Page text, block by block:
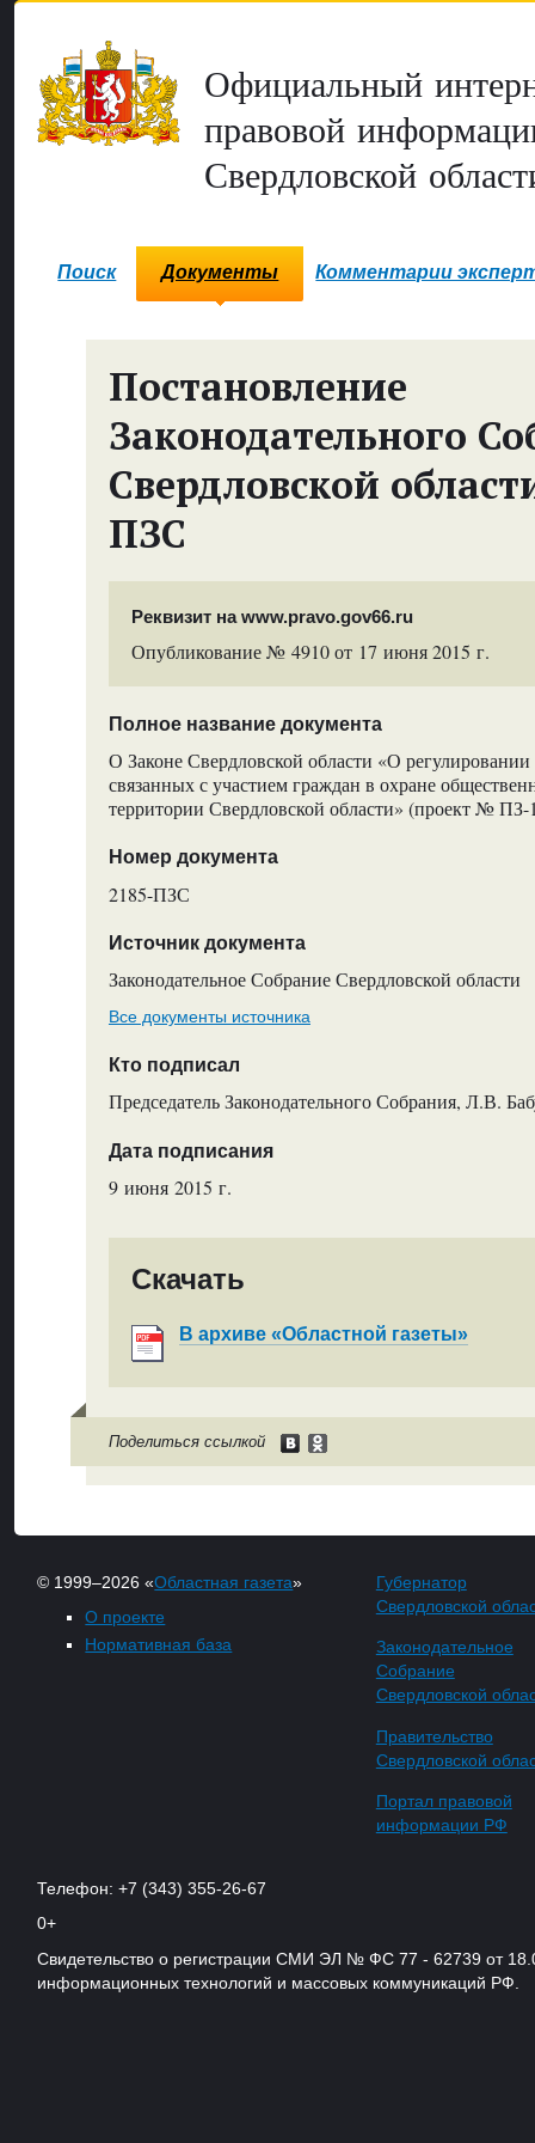
Официальный
правовой
Свердловской
Поиск Документы Комментарии
Постановление
Законодательного
Свердловской
ПЗС
Реквизит на www.pravo.gov66.ru
Опубликование № 4910 от 17 июня 2015 г.
Полное название документа
О Законе Свердловской области «О
связанных с участием граждан в охране
территории Свердловской области» (проект № ПЗ-
Номер документа
2185-ПЗС
Источник документа
Законодательное Собрание Свердловской области
Все документы источника
Кто подписал
Председатель Законодательного Собрания, Л.В.
Дата подписания
9 июня 2015 г.
Скачать
В архиве «Областной газеты»
Поделиться ссылкой
© 1999–2026 «Областная газета»
О проекте
Нормативная база
Губернатор
Свердловской
Законодательное
Собрание
Свердловской
Правительство
Свердловской
Портал правовой
информации РФ
Телефон: +7 (343) 355-26-67
0+
Свидетельство о регистрации СМИ ЭЛ № ФС 77 - 62739 от
информационных технологий и массовых коммуникаций РФ.